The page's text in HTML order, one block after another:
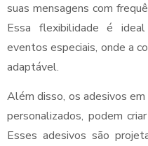
suas mensagens com
Essa flexibilidade é
eventos especiais, onde a
adaptável.
Além disso, os adesivos
personalizados, podem
Esses adesivos são